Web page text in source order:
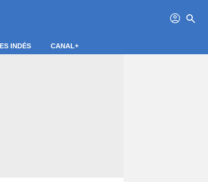
profil search
INDÉS CANAL+